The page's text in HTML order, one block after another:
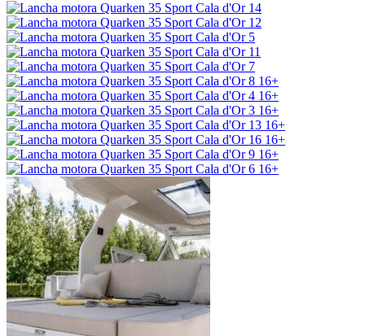
16+
16+
16+
16+
16+
16+
16+